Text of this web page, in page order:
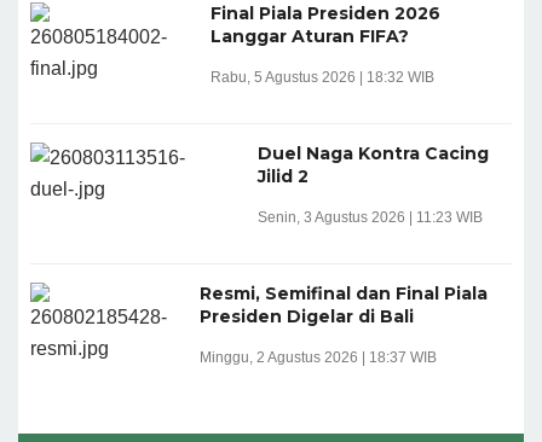
Final Piala Presiden 2026
Langgar Aturan FIFA?
Rabu, 5 Agustus 2026 | 18:32 WIB
Duel Naga Kontra Cacing
Jilid 2
Senin, 3 Agustus 2026 | 11:23 WIB
Resmi, Semifinal dan Final Piala
Presiden Digelar di Bali
Minggu, 2 Agustus 2026 | 18:37 WIB